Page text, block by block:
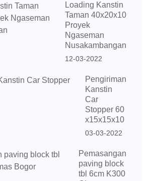
Loading Kanstin
Taman 40x20x10
Proyek
Ngaseman
Nusakambangan
12-03-2022
Pengiriman
Kanstin
Car
Stopper 60
x15x15x10
03-03-2022
Pemasangan
paving block
tbl 6cm K300